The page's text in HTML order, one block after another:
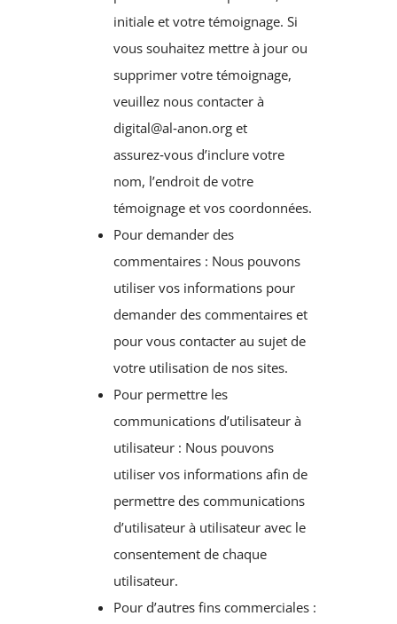
initiale et votre témoignage. Si
vous souhaitez mettre à jour ou
supprimer votre témoignage,
veuillez nous contacter à
digital@al‑anon.org et
assurez‑vous d’inclure votre
nom, l’endroit de votre
témoignage et vos coordonnées.
Pour demander des
commentaires : Nous pouvons
utiliser vos informations pour
demander des commentaires et
pour vous contacter au sujet de
votre utilisation de nos sites.
Pour permettre les
communications d’utilisateur à
utilisateur : Nous pouvons
utiliser vos informations afin de
permettre des communications
d’utilisateur à utilisateur avec le
consentement de chaque
utilisateur.
Pour d’autres fins commerciales :